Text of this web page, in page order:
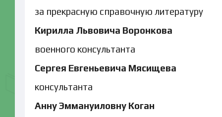
за прекрасную справочную литературу
Кирилла Львовича Воронкова
военного консультанта
Сергея Евгеньевича Мясищева
консультанта
Анну Эммануиловну Коган